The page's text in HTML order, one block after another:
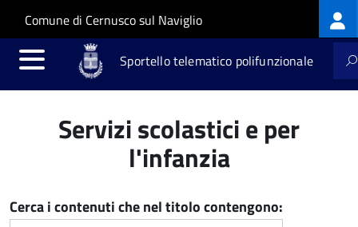
Salta al contenuto principale
Skip to site navigation
Comune di Cernusco sul Naviglio
Sportello telematico polifunzionale
Servizi scolastici e per
l'infanzia
Cerca i contenuti che nel titolo contengono: